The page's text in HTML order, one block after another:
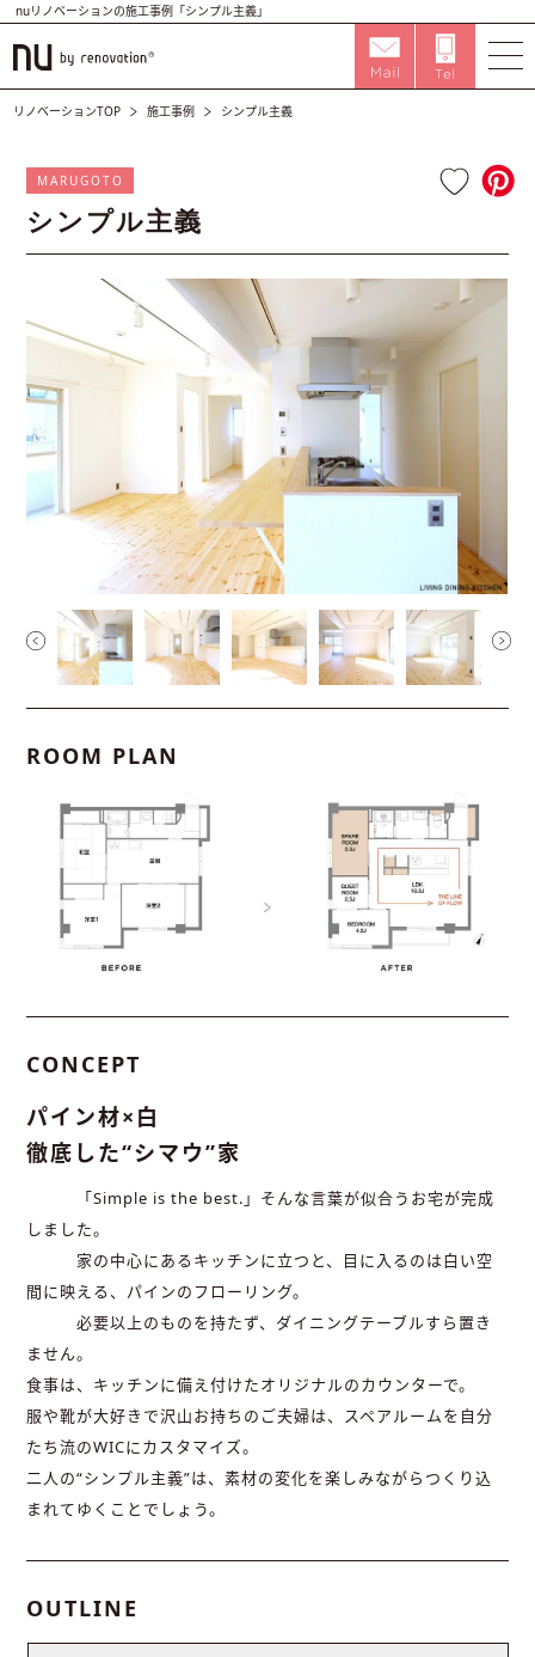
nuリノベーションの施工事例「シンプル主義」
リノベーションTOP 施工事例 シンプル主義
MARUGOTO
シンプル主義
ROOM PLAN
CONCEPT
パイン材×白
徹底した“シマウ”家
「Simple is the best.」そんな言葉が似合うお宅が完成
しました。
家の中心にあるキッチンに立つと、目に入るのは白い空
間に映える、パインのフローリング。
必要以上のものを持たず、ダイニングテーブルすら置き
ません。
食事は、キッチンに備え付けたオリジナルのカウンターで。
服や靴が大好きで沢山お持ちのご夫婦は、スペアルームを自分
たち流のWICにカスタマイズ。
二人の“シンプル主義”は、素材の変化を楽しみながらつくり込
まれてゆくことでしょう。
OUTLINE